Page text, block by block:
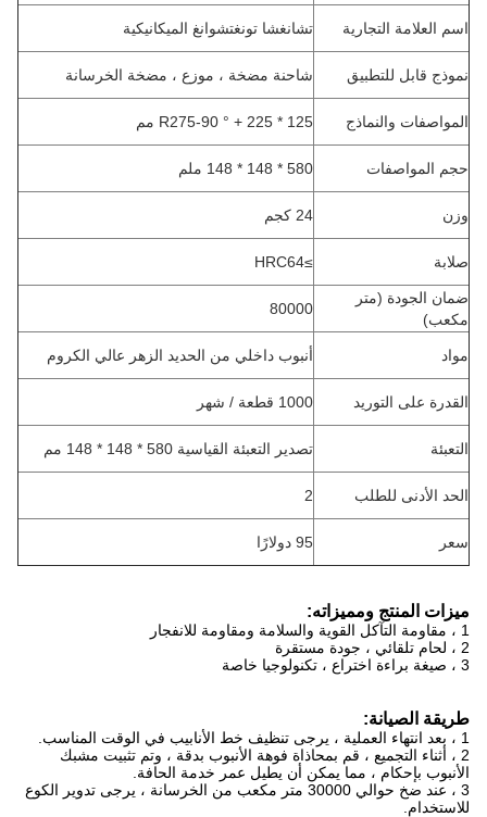
اسم العلامة التجارية تشانغشا تونغتشوانغ الميكانيكية
نموذج قابل للتطبيق شاحنة مضخة ، موزع ، مضخة الخرسانة
المواصفات والنماذج 125 * R275-90 ° + 225 مم
حجم المواصفات 580 * 148 * 148 ملم
وزن 24 كجم
صلابة ≥HRC64
ضمان الجودة (متر
مكعب)
80000
مواد أنبوب داخلي من الحديد الزهر عالي الكروم
القدرة على التوريد 1000 قطعة / شهر
التعبئة تصدير التعبئة القياسية 580 * 148 * 148 مم
الحد الأدنى للطلب 2
سعر 95 دولارًا
ميزات المنتج ومميزاته:
1 ، مقاومة التآكل القوية والسلامة ومقاومة للانفجار
2 ، لحام تلقائي ، جودة مستقرة
3 ، صيغة براءة اختراع ، تكنولوجيا خاصة
طريقة الصيانة:
1 ، بعد انتهاء العملية ، يرجى تنظيف خط الأنابيب في الوقت المناسب.
2 ، أثناء التجميع ، قم بمحاذاة فوهة الأنبوب بدقة ، وتم تثبيت مشبك
الأنبوب بإحكام ، مما يمكن أن يطيل عمر خدمة الحافة.
3 ، عند ضخ حوالي 30000 متر مكعب من الخرسانة ، يرجى تدوير الكوع
للاستخدام.